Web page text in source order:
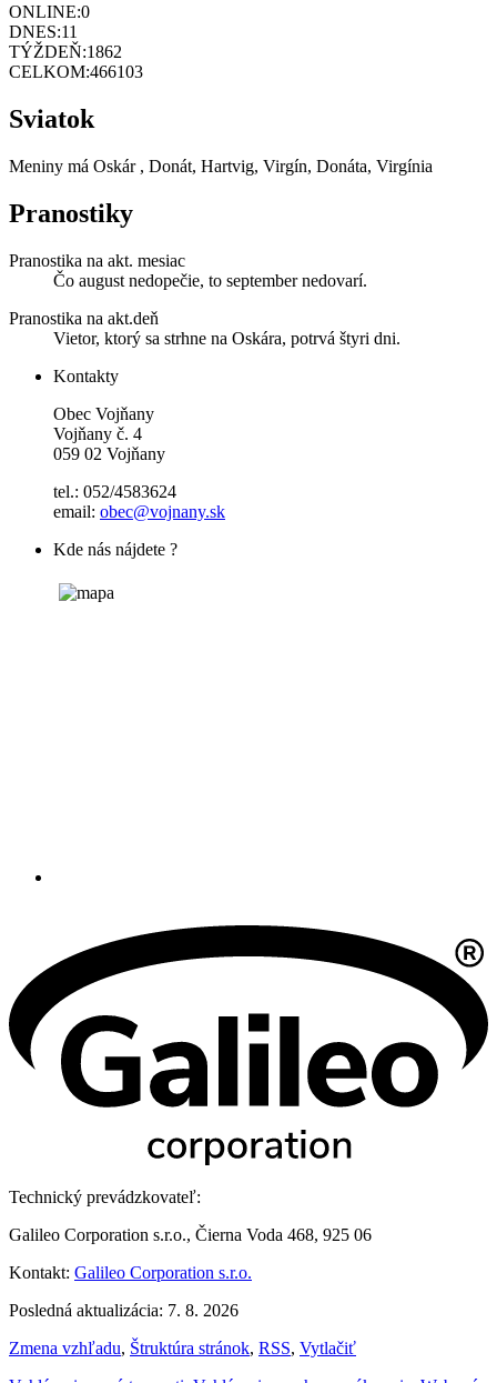
ONLINE:0
DNES:11
TÝŽDEŇ:1862
CELKOM:466103
Sviatok
Meniny má Oskár , Donát, Hartvig, Virgín, Donáta, Virgínia
Pranostiky
Pranostika na akt. mesiac
Čo august nedopečie, to september nedovarí.
Pranostika na akt.deň
Vietor, ktorý sa strhne na Oskára, potrvá štyri dni.
Kontakty
Obec Vojňany
Vojňany č. 4
059 02 Vojňany
tel.: 052/4583624
email: obec@vojnany.sk
Kde nás nájdete ?
Technický prevádzkovateľ:
Galileo Corporation s.r.o., Čierna Voda 468, 925 06
Kontakt: Galileo Corporation s.r.o.
Posledná aktualizácia: 7. 8. 2026
Zmena vzhľadu, Štruktúra stránok, RSS, Vytlačiť